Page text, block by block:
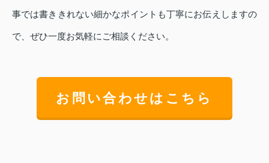
事では書ききれない細かなポイントも丁寧にお伝えしますの
で、ぜひ一度お気軽にご相談ください。
お問い合わせはこちら